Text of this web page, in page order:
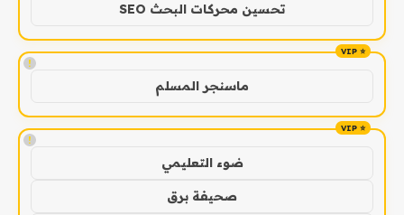
تحسين محركات البحث SEO
!
ماسنجر المسلم
!
ضوء التعليمي
صحيفة برق